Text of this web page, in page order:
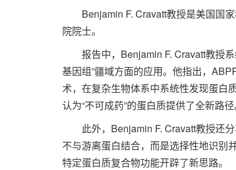
Benjamin F. Cravatt教授是美国国家
院院士。
报告中，Benjamin F. Cravatt教授系
基因组”疆域方面的应用。他指出，
术，在复杂生物体系中系统性发现蛋白
认为“不可成药”的蛋白质提供了全新路径
此外，Benjamin F. Cravatt教授还分
不与游离蛋白结合，而是选择性地识别
特定蛋白质复合物功能开辟了新思路。